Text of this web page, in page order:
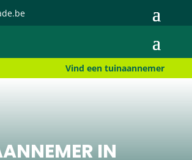
Vind een tuinaannemer
IN